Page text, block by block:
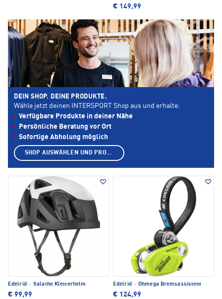
€ 149,99
Edelrid · Salathe Kletterhelm
€ 99,99
Edelrid · Ohmega Bremsassistent
€ 124,99
DEIN SHOP. DEINE PRODUKTE.
Wähle jetzt deinen INTERSPORT Shop aus und erhalte:
Verfügbare Produkte in deiner Nähe
Persönliche Beratung vor Ort
Sofortige Abholung möglich
SHOP AUSWÄHLEN UND PRODUKTE ANZEIGEN